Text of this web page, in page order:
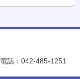
電話：042-485-1251